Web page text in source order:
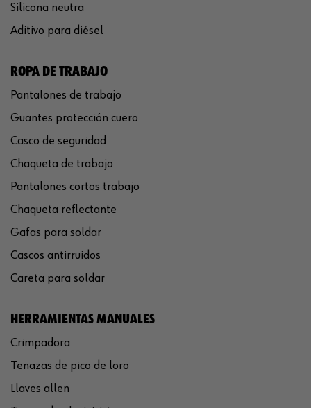
Silicona neutra
Aditivo para diésel
ROPA DE TRABAJO
Pantalones de trabajo
Guantes protección cuero
Casco de seguridad
Chaqueta de trabajo
Pantalones cortos trabajo
Chaqueta reflectante
Gafas para soldar
Cascos antirruidos
Careta para soldar
HERRAMIENTAS MANUALES
Crimpadora
Tenazas de pico de loro
Llaves allen